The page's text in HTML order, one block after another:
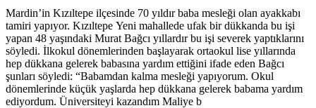
Mardin’in Kızıltepe ilçesinde 70 yıldır baba mesleği olan ayakkabı
tamiri yapıyor. Kızıltepe Yeni mahallede ufak bir dükkanda bu işi
yapan 48 yaşındaki Murat Bağcı yıllardır bu işi severek yaptıklarını
söyledi. İlkokul dönemlerinden başlayarak ortaokul lise yıllarında
hep dükkana gelerek babasına yardım ettiğini ifade eden Bağcı
şunları söyledi: “Babamdan kalma mesleği yapıyorum. Okul
dönemlerinde küçük yaşlarda hep dükkana gelerek babama yardım
ediyordum. Üniversiteyi kazandım Maliye b